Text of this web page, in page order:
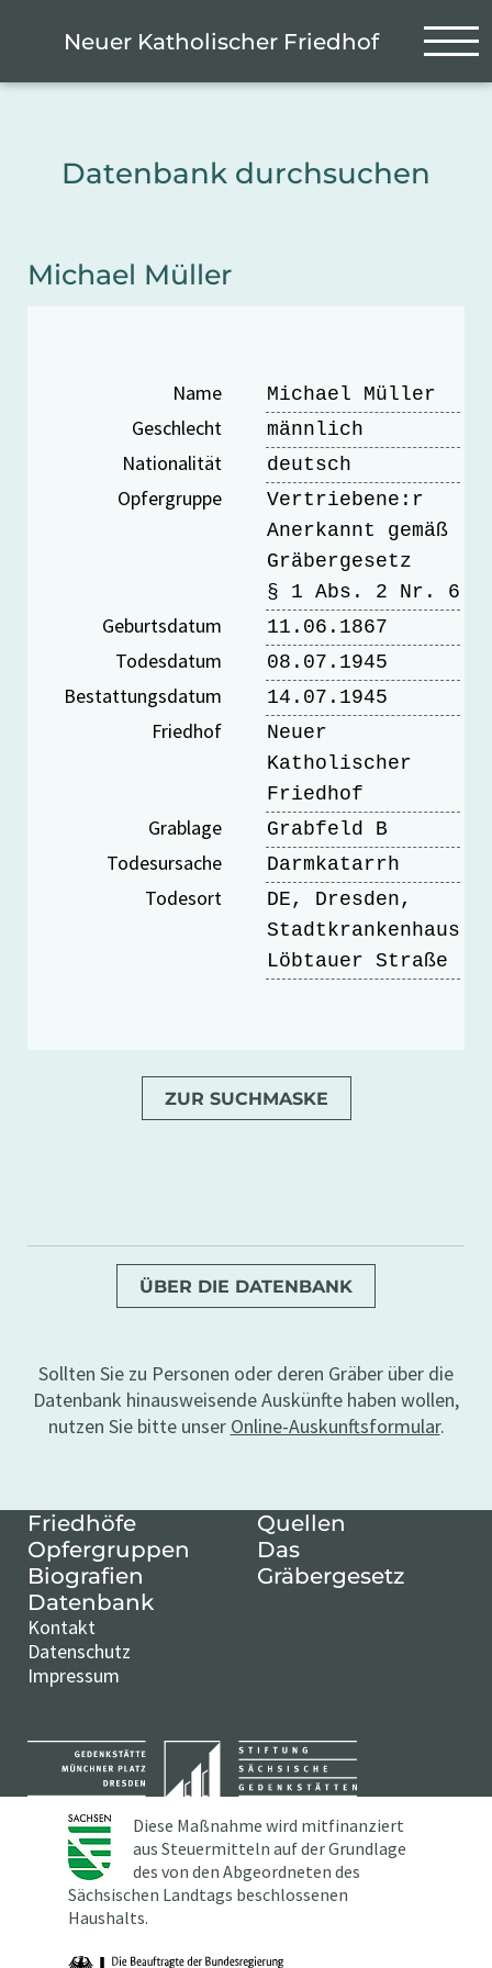
Neuer Katholischer Friedhof
Datenbank durchsuchen
Michael Müller
Name Michael Müller
Geschlecht männlich
Nationalität deutsch
Opfergruppe
Vertriebene:r
Anerkannt gemäß
Gräbergesetz
§ 1 Abs. 2 Nr. 6
Geburtsdatum 11.06.1867
Todesdatum 08.07.1945
Bestattungsdatum 14.07.1945
Friedhof
Neuer
Katholischer
Friedhof
Grablage Grabfeld B
Todesursache Darmkatarrh
Todesort
DE, Dresden,
Stadtkrankenhaus
Löbtauer Straße
ZUR SUCHMASKE
ÜBER DIE DATENBANK
Sollten Sie zu Personen oder deren Gräber über die
Datenbank hinausweisende Auskünfte haben wollen,
nutzen Sie bitte unser Online-Auskunftsformular.
Friedhöfe
Opfergruppen
Biografien
Datenbank
Quellen
Das
Gräbergesetz
Kontakt
Datenschutz
Impressum
Diese Maßnahme wird mitfinanziert
aus Steuermitteln auf der Grundlage
des von den Abgeordneten des
Sächsischen Landtags beschlossenen
Haushalts.